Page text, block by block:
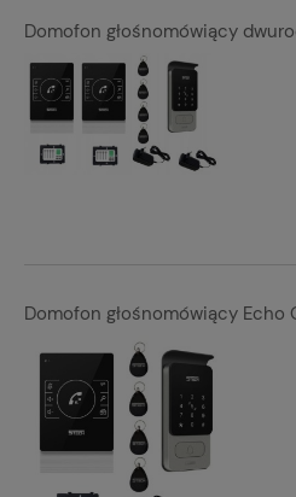
Domofon głośnomówiący
Domofon głośnomówiący Echo